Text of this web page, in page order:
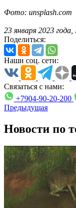
Фото: unsplash.com
23 января 2023
Поделиться:
Наши соц. сети:
Связаться с нами:
+7904-90-20-200
Предыдущая
Новости по